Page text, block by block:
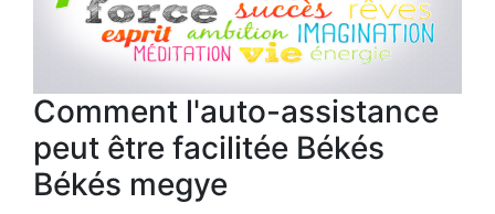
Comment l'auto-assistance
peut être facilitée Békés
Békés megye